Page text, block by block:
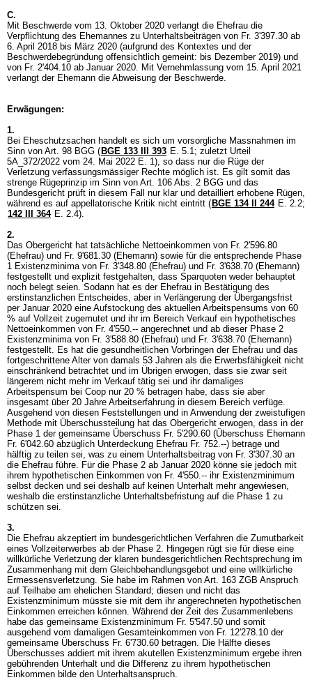
C.
Mit Beschwerde vom 13. Oktober 2020 verlangt die Ehefrau die
Verpflichtung des Ehemannes zu Unterhaltsbeiträgen von Fr. 3'397.30 ab
6. April 2018 bis März 2020 (aufgrund des Kontextes und der
Beschwerdebegründung offensichtlich gemeint: bis Dezember 2019) und
von Fr. 2'404.10 ab Januar 2020. Mit Vernehmlassung vom 15. April 2021
verlangt der Ehemann die Abweisung der Beschwerde.
Erwägungen:
1.
Bei Eheschutzsachen handelt es sich um vorsorgliche Massnahmen im
Sinn von Art. 98 BGG ( BGE 133 III 393 E. 5.1; zuletzt Urteil
5A_372/2022 vom 24. Mai 2022 E. 1), so dass nur die Rüge der
Verletzung verfassungsmässiger Rechte möglich ist. Es gilt somit das
strenge Rügeprinzip im Sinn von Art. 106 Abs. 2 BGG und das
Bundesgericht prüft in diesem Fall nur klar und detailliert erhobene Rügen,
während es auf appellatorische Kritik nicht eintritt ( BGE 134 II 244 E. 2.2;
142 III 364 E. 2.4).
2.
Das Obergericht hat tatsächliche Nettoeinkommen von Fr. 2'596.80
(Ehefrau) und Fr. 9'681.30 (Ehemann) sowie für die entsprechende Phase
1 Existenzminima von Fr. 3'348.80 (Ehefrau) und Fr. 3'638.70 (Ehemann)
festgestellt und explizit festgehalten, dass Sparquoten weder behauptet
noch belegt seien. Sodann hat es der Ehefrau in Bestätigung des
erstinstanzlichen Entscheides, aber in Verlängerung der Übergangsfrist
per Januar 2020 eine Aufstockung des aktuellen Arbeitspensums von 60
% auf Vollzeit zugemutet und ihr im Bereich Verkauf ein hypothetisches
Nettoeinkommen von Fr. 4'550.-- angerechnet und ab dieser Phase 2
Existenzminima von Fr. 3'588.80 (Ehefrau) und Fr. 3'638.70 (Ehemann)
festgestellt. Es hat die gesundheitlichen Vorbringen der Ehefrau und das
fortgeschrittene Alter von damals 53 Jahren als die Erwerbsfähigkeit nicht
einschränkend betrachtet und im Übrigen erwogen, dass sie zwar seit
längerem nicht mehr im Verkauf tätig sei und ihr damaliges
Arbeitspensum bei Coop nur 20 % betragen habe, dass sie aber
insgesamt über 20 Jahre Arbeitserfahrung in diesem Bereich verfüge.
Ausgehend von diesen Feststellungen und in Anwendung der zweistufigen
Methode mit Überschussteilung hat das Obergericht erwogen, dass in der
Phase 1 der gemeinsame Überschuss Fr. 5'290.60 (Überschuss Ehemann
Fr. 6'042.60 abzüglich Unterdeckung Ehefrau Fr. 752.--) betrage und
hälftig zu teilen sei, was zu einem Unterhaltsbeitrag von Fr. 3'307.30 an
die Ehefrau führe. Für die Phase 2 ab Januar 2020 könne sie jedoch mit
ihrem hypothetischen Einkommen von Fr. 4'550.-- ihr Existenzminimum
selbst decken und sei deshalb auf keinen Unterhalt mehr angewiesen,
weshalb die erstinstanzliche Unterhaltsbefristung auf die Phase 1 zu
schützen sei.
3.
Die Ehefrau akzeptiert im bundesgerichtlichen Verfahren die Zumutbarkeit
eines Vollzeiterwerbes ab der Phase 2. Hingegen rügt sie für diese eine
willkürliche Verletzung der klaren bundesgerichtlichen Rechtsprechung im
Zusammenhang mit dem Gleichbehandlungsgebot und eine willkürliche
Ermessensverletzung. Sie habe im Rahmen von Art. 163 ZGB Anspruch
auf Teilhabe am ehelichen Standard; diesen und nicht das
Existenzminimum müsste sie mit dem ihr angerechneten hypothetischen
Einkommen erreichen können. Während der Zeit des Zusammenlebens
habe das gemeinsame Existenzminimum Fr. 5'547.50 und somit
ausgehend vom damaligen Gesamteinkommen von Fr. 12'278.10 der
gemeinsame Überschuss Fr. 6'730.60 betragen. Die Hälfte dieses
Überschusses addiert mit ihrem akutellen Existenzminimum ergebe ihren
gebührenden Unterhalt und die Differenz zu ihrem hypothetischen
Einkommen bilde den Unterhaltsanspruch.